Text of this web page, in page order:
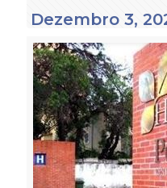
Dezembro 3,